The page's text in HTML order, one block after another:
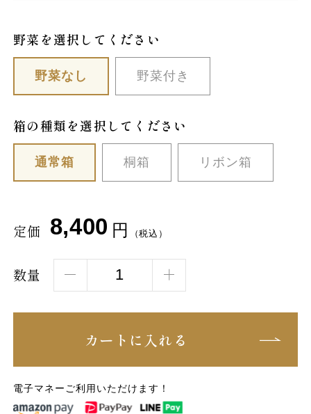
野菜を選択してください
野菜なし 野菜付き
箱の種類を選択してください
通常箱 桐箱 リボン箱
定価 8,400 円 （税込）
数量
カートに入れる
電子マネーご利用いただけます！